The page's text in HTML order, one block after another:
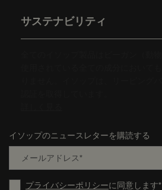
サステナビリティ
イソップのニュースレターを購読する
メールアドレス*
プライバシーポリシーに同意します*